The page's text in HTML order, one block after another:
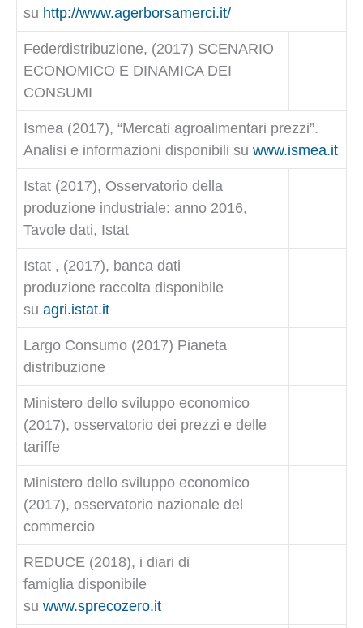
su http://www.agerborsamerci.it/
Federdistribuzione, (2017) SCENARIO
ECONOMICO E DINAMICA DEI
CONSUMI
Ismea (2017), “Mercati agroalimentari prezzi”.
Analisi e informazioni disponibili su www.ismea.it
Istat (2017), Osservatorio della
produzione industriale: anno 2016,
Tavole dati, Istat
Istat , (2017), banca dati
produzione raccolta disponibile
su agri.istat.it
Largo Consumo (2017) Pianeta
distribuzione
Ministero dello sviluppo economico
(2017), osservatorio dei prezzi e delle
tariffe
Ministero dello sviluppo economico
(2017), osservatorio nazionale del
commercio
REDUCE (2018), i diari di
famiglia disponibile
su www.sprecozero.it